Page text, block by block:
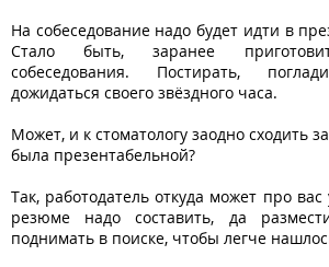
На собеседование надо будет идти в
Стало быть, заранее
собеседования. Постирать,
дожидаться своего звёздного часа.
Может, и к стоматологу заодно сходить
была презентабельной?
Так, работодатель откуда может про вас
резюме надо составить, да
поднимать в поиске, чтобы легче